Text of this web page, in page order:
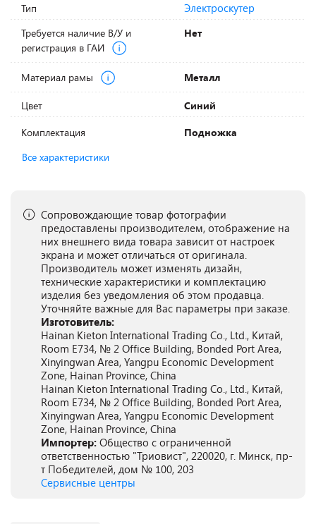
Тип Электроскутер
Требуется наличие В/У и
регистрация в ГАИ
Нет
Материал рамы Металл
Цвет
Синий
Комплектация
Подножка
Все характеристики
Сопровождающие товар фотографии
предоставлены производителем, отображение на
них внешнего вида товара зависит от настроек
экрана и может отличаться от оригинала.
Производитель может изменять дизайн,
технические характеристики и комплектацию
изделия без уведомления об этом продавца.
Уточняйте важные для Вас параметры при заказе.
Изготовитель:
Hainan Kieton International Trading Co., Ltd., Китай,
Room E734, № 2 Office Building, Bonded Port Area,
Xinyingwan Area, Yangpu Economic Development
Zone, Hainan Province, China
Hainan Kieton International Trading Co., Ltd., Китай,
Room E734, № 2 Office Building, Bonded Port Area,
Xinyingwan Area, Yangpu Economic Development
Zone, Hainan Province, China
Импортер: Общество с ограниченной
ответственностью "Триовист", 220020, г. Минск, пр-
т Победителей, дом № 100, 203
Сервисные центры